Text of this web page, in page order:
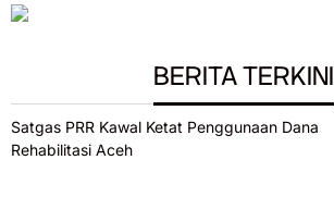
BERITA TERKINI
Satgas PRR Kawal Ketat Penggunaan Dana
Rehabilitasi Aceh